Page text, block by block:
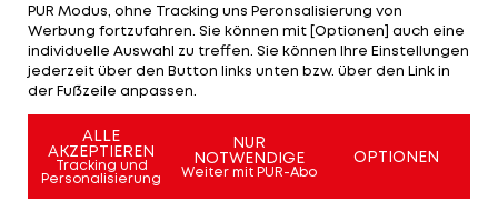
werden.
Dazu zählen Streaminginhalte, mobile Games
oder auch Plattformen, auf denen Nutzer nach
spielen. Sie vereinen alle Elemente des perfekten
Comedowns nach den emotionalen Hochs und
PUR Modus, ohne Tracking uns Peronsalisierung von
Werbung fortzufahren. Sie können mit [Optionen] auch eine
individuelle Auswahl zu treffen. Sie können Ihre Einstellungen
jederzeit über den Button links unten bzw. über den Link in
der Fußzeile anpassen.
ALLE
AKZEPTIEREN
Tracking und
Personalisierung
NUR
NOTWENDIGE
Weiter mit PUR-Abo
OPTIONEN